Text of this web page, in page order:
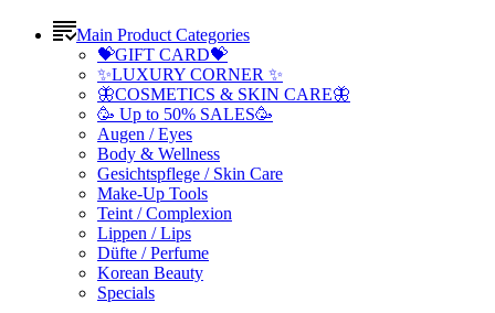
Main Product Categories
💝GIFT CARD💝
✨LUXURY CORNER ✨
🦋COSMETICS & SKIN CARE🦋
🥳 Up to 50% SALES🥳
Augen / Eyes
Body & Wellness
Gesichtspflege / Skin Care
Make-Up Tools
Teint / Complexion
Lippen / Lips
Düfte / Perfume
Korean Beauty
Specials